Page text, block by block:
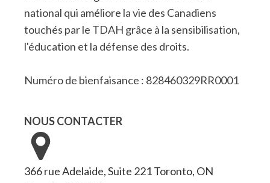
national qui améliore la vie des Canadiens
touchés par le TDAH grâce à la sensibilisation,
l'éducation et la défense des droits.
Numéro de bienfaisance : 828460329RR0001
NOUS CONTACTER
366 rue Adelaide, Suite 221 Toronto, ON